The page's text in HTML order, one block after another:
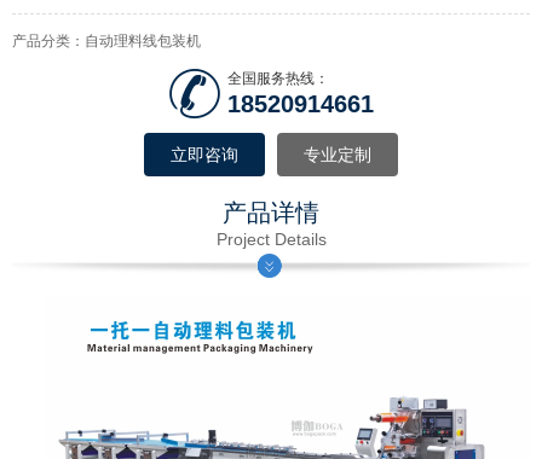
产品分类：自动理料线包装机
全国服务热线：
18520914661
立即咨询 专业定制
产品详情
Project Details